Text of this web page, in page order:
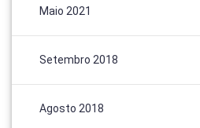
Maio 2021
Setembro 2018
Agosto 2018